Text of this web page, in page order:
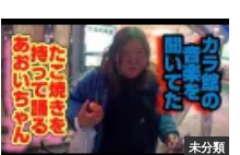
指輪 #ダイヤモンド #宝石 おや
すい御用だ！御用だ！
未分類